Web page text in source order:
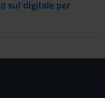
sul digitale per